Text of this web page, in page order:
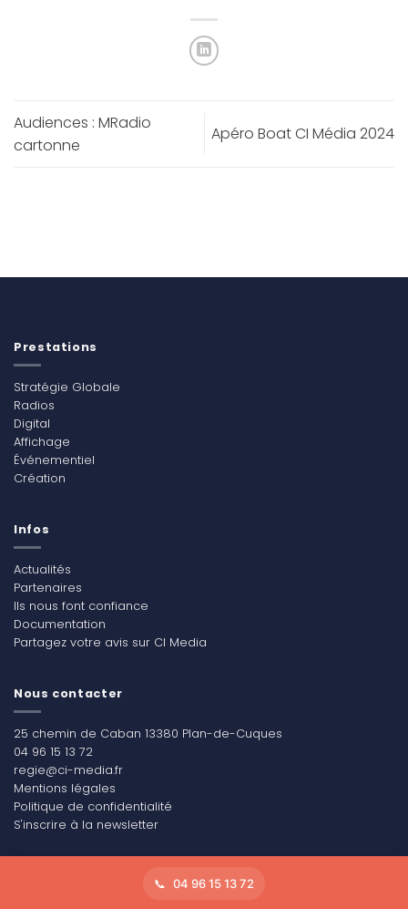
Audiences : MRadio
cartonne
Apéro Boat CI Média 2024
Prestations
Stratégie Globale
Radios
Digital
Affichage
Événementiel
Création
Infos
Actualités
Partenaires
Ils nous font confiance
Documentation
Partagez votre avis sur CI Media
Nous contacter
25 chemin de Caban 13380 Plan-de-Cuques
04 96 15 13 72
regie@ci-media.fr
Mentions légales
Politique de confidentialité
S'inscrire à la newsletter
Copyright 2026 ©CI Média
04 96 15 13 72